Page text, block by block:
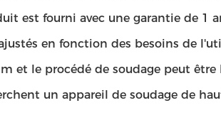
est fourni avec une garantie de 1
en fonction des besoins de
et le procédé de soudage peut être
un appareil de soudage de